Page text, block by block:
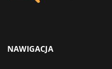
NAWIGACJA